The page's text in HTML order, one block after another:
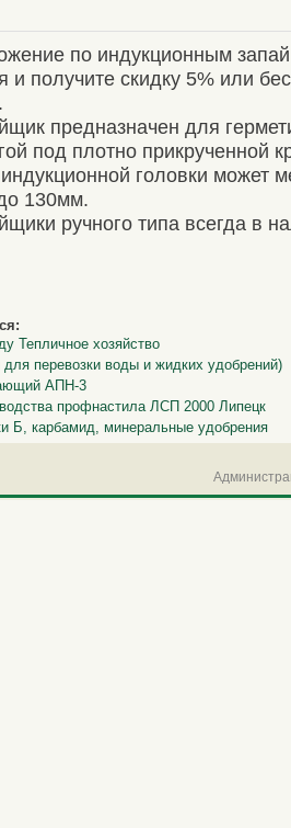
по индукционным
и получите скидку 5% или
предназначен для
под плотно прикрученной
головки может
130мм.
ручного типа всегда в
Тепличное хозяйство
для перевозки воды и жидких удобрений)
АПН-3
профнастила ЛСП 2000 Липецк
Б, карбамид, минеральные удобрения